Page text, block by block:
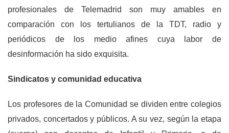
profesionales de Telemadrid son muy amables en
comparación con los tertulianos de la TDT, radio y
periódicos de los medio afines cuya labor de
desinformación ha sido exquisita.
Sindicatos y comunidad educativa
Los profesores de la Comunidad se dividen entre colegios
privados, concertados y públicos. A su vez, según la etapa